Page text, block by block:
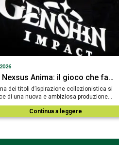
Nexsus Anima: il gioco che fa…
dei titoli d’ispirazione collezionistica si
di una nuova e ambiziosa produzione…
Continua a leggere